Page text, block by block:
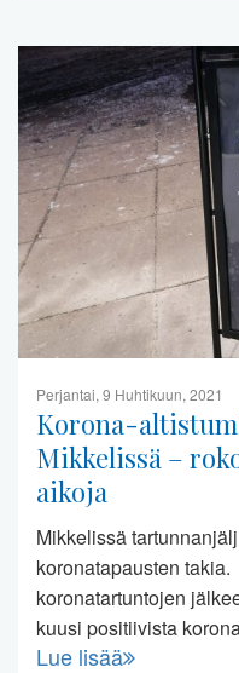
Perjantai, 9 Huhtikuun, 2021
Korona-
Mikkelissä –
aikoja
Mikkelissä
koronatapausten
koronatartuntojen
kuusi positiivista
Lue lisää